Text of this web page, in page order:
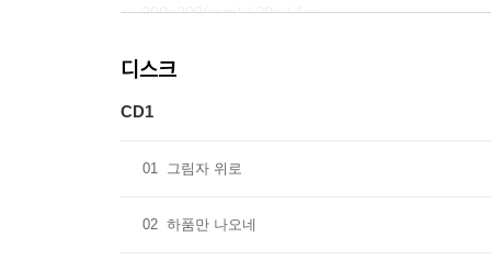
ㄴ 200x200(mm) / 28p / 1ea
- OVERLAY POSTER
디스크
CD1
01 그림자 위로
02 하품만 나오네